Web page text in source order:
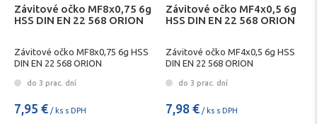
Závitové očko MF8x0,75 6g
HSS DIN EN 22 568 ORION
Závitové očko MF8x0,75 6g HSS
DIN EN 22 568 ORION
do 3 prac. dní
7,95 € / ks s DPH
Závitové očko MF4x0,5 6g
HSS DIN EN 22 568 ORION
Závitové očko MF4x0,5 6g HSS
DIN EN 22 568 ORION
do 3 prac. dní
7,98 € / ks s DPH